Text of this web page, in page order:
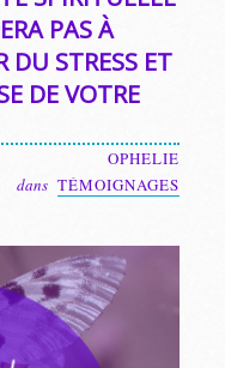
PAS À
DU STRESS ET
DE VOTRE
OPHELIE
dans TÉMOIGNAGES